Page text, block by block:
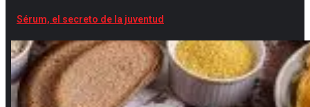
Sérum, el secreto de la juventud